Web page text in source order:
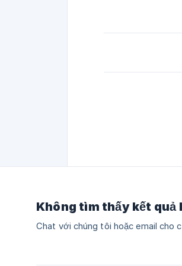
Không tìm thấy kết quả
Chat với chúng tôi hoặc email cho